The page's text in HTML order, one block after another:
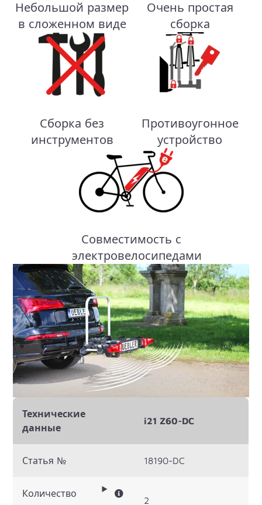
Небольшой размер
в сложенном виде
Очень простая
сборка
Сборка без
инструментов
Противоугонное
устройство
Совместимость с
электровелосипедами
Технические
данные
i21 Z60-DC
Статья № 18190-DC
Количество
2